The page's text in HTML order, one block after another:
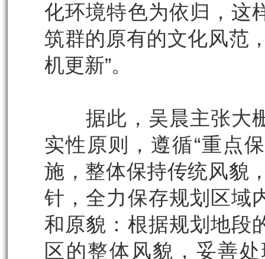
化环境特色为依归，这
筑群的原有的文化风范
机更新”。
据此，吴晨主张大栅
实性原则，遵循“重点
施，整体保持传统风貌
针，全力保存规划区域
和原貌：根据规划地段
区的整体风貌，妥善